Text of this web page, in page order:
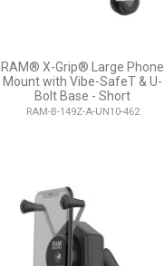
RAM® X-Grip® Large Phone
Mount with Vibe-SafeT & U-
Bolt Base - Short
RAM-B-149Z-A-UN10-462